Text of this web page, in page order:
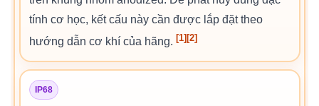
tính cơ học, kết cấu này cần được lắp đặt theo
hướng dẫn cơ khí của hãng. [1] [2]
IP68